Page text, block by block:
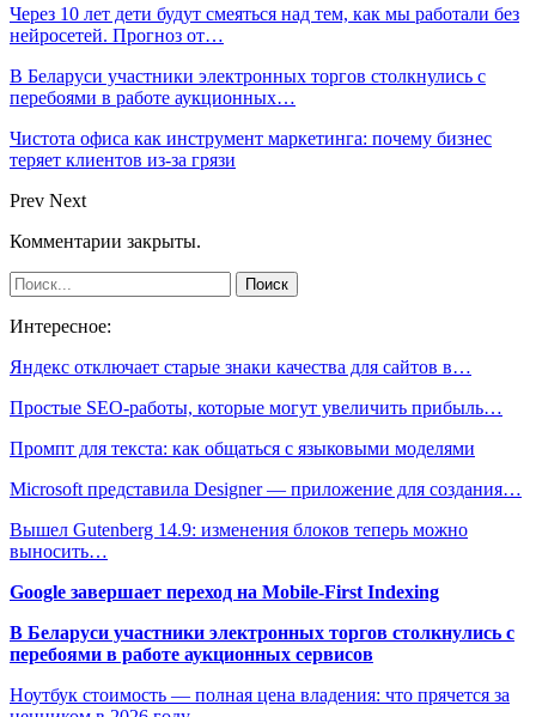
Через 10 лет дети будут смеяться над тем, как мы работали без
нейросетей. Прогноз от…
В Беларуси участники электронных торгов столкнулись с
перебоями в работе аукционных…
Чистота офиса как инструмент маркетинга: почему бизнес
теряет клиентов из-за грязи
Prev Next
Комментарии закрыты.
Интересное:
Яндекс отключает старые знаки качества для сайтов в…
Простые SEO-работы, которые могут увеличить прибыль…
Промпт для текста: как общаться с языковыми моделями
Microsoft представила Designer — приложение для создания…
Вышел Gutenberg 14.9: изменения блоков теперь можно
выносить…
Google завершает переход на Mobile-First Indexing
В Беларуси участники электронных торгов столкнулись с
перебоями в работе аукционных сервисов
Ноутбук стоимость — полная цена владения: что прячется за